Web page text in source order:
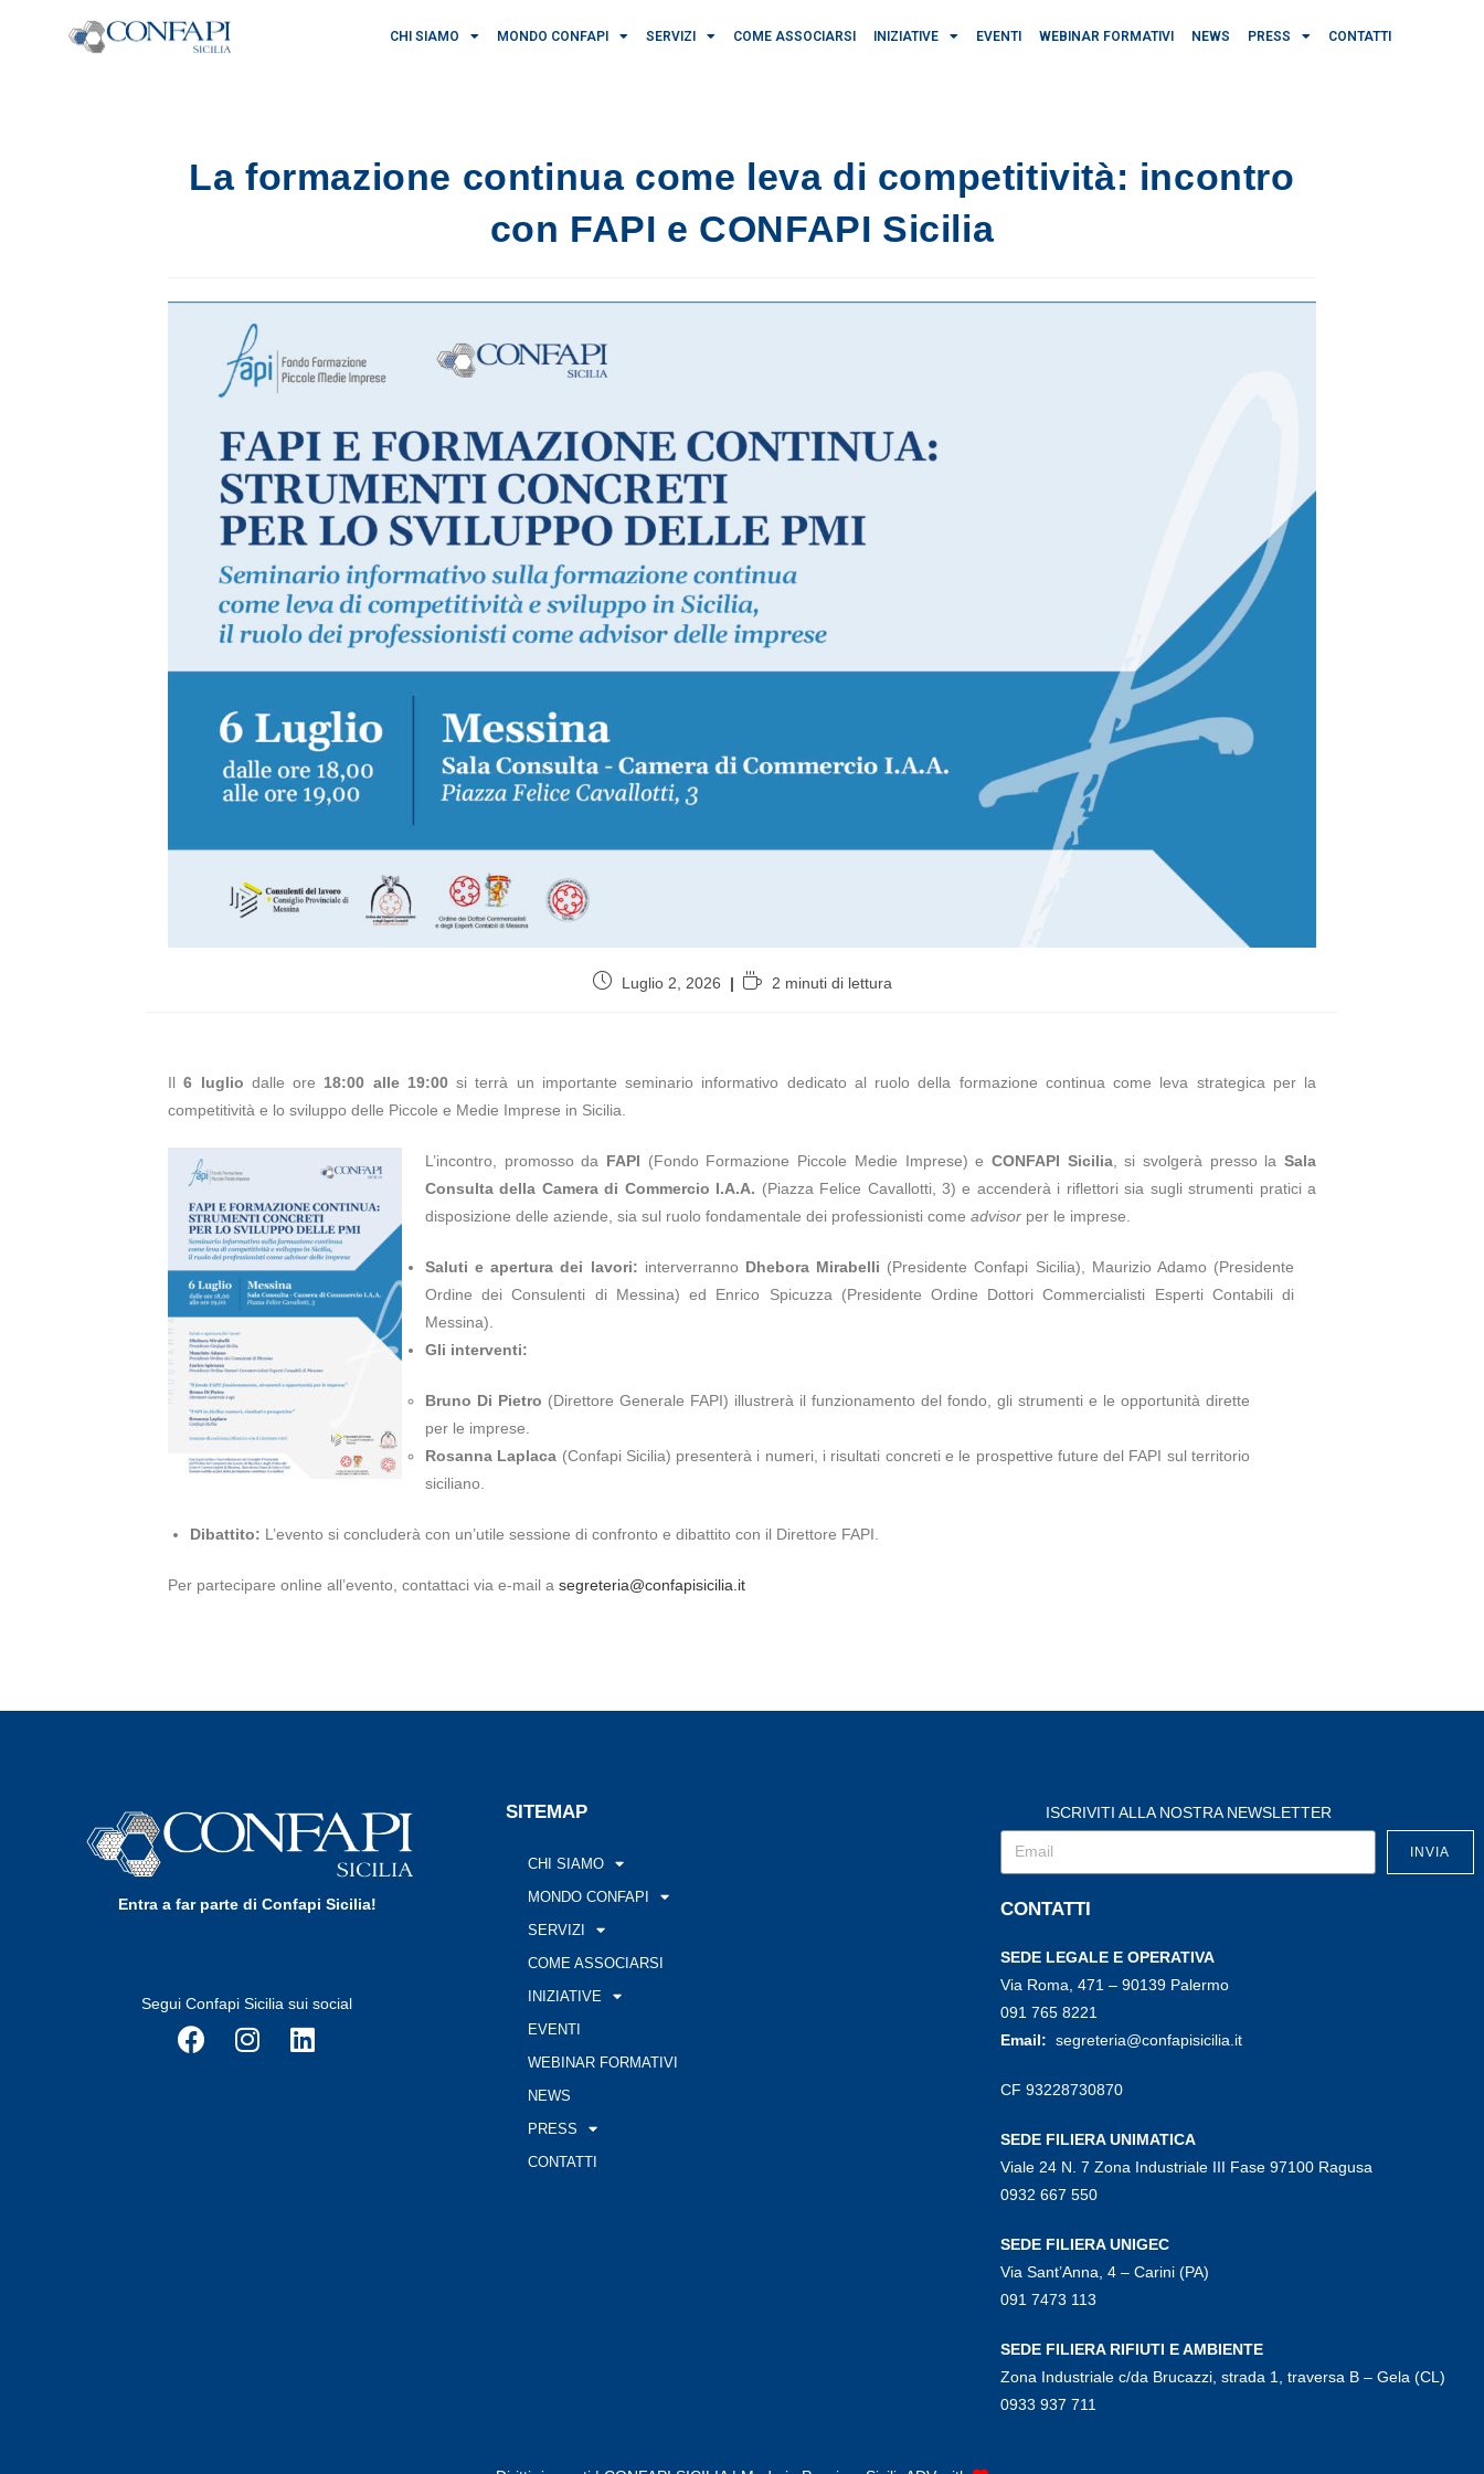
CHI SIAMO MONDO CONFAPI SERVIZI COME ASSOCIARSI INIZIATIVE EVENTI WEBINAR FORMATIVI NEWS PRESS CONTATTI
La formazione continua come leva di competitività: incontro
con FAPI e CONFAPI Sicilia
Luglio 2, 2026 2 minuti di lettura
Il 6 luglio dalle ore 18:00 alle 19:00si terrà un importante seminario informativo dedicato al ruolo della formazione continua come leva strategica per la
competitività e lo sviluppo delle Piccole e Medie Imprese in Sicilia.
L’incontro, promosso da FAPI (Fondo Formazione Piccole Medie Imprese) e CONFAPI Sicilia, si svolgerà presso la Sala
Consulta della Camera di Commercio I.A.A. (Piazza Felice Cavallotti, 3) e accenderà i riflettori sia sugli strumenti pratici a
disposizione delle aziende, sia sul ruolo fondamentale dei professionisti come advisor per le imprese.
Saluti e apertura dei lavori: interverranno Dhebora Mirabelli (Presidente Confapi Sicilia), Maurizio Adamo (Presidente
Ordine dei Consulenti di Messina) ed Enrico Spicuzza (Presidente Ordine Dottori Commercialisti Esperti Contabili di
Messina).
Gli interventi:
Bruno Di Pietro (Direttore Generale FAPI) illustrerà il funzionamento del fondo, gli strumenti e le opportunità dirette
per le imprese.
Rosanna Laplaca (Confapi Sicilia) presenterà i numeri, i risultati concreti e le prospettive future del FAPI sul territorio
siciliano.
Dibattito: L’evento si concluderà con un’utile sessione di confronto e dibattito con il Direttore FAPI.
Per partecipare online all’evento, contattaci via e-mail a segreteria@confapisicilia.it
Entra a far parte di Confapi Sicilia!
Segui Confapi Sicilia sui social
SITEMAP
CHI SIAMO
MONDO CONFAPI
SERVIZI
COME ASSOCIARSI
INIZIATIVE
EVENTI
WEBINAR FORMATIVI
NEWS
PRESS
CONTATTI
ISCRIVITI ALLA NOSTRA NEWSLETTER
INVIA
CONTATTI
SEDE LEGALE E OPERATIVA
Via Roma, 471 – 90139 Palermo
091 765 8221
Email: segreteria@confapisicilia.it
CF 93228730870
SEDE FILIERA UNIMATICA
Viale 24 N. 7 Zona Industriale III Fase 97100 Ragusa
0932 667 550
SEDE FILIERA UNIGEC
Via Sant’Anna, 4 – Carini (PA)
091 7473 113
SEDE FILIERA RIFIUTI E AMBIENTE
Zona Industriale c/da Brucazzi, strada 1, traversa B – Gela (CL)
0933 937 711